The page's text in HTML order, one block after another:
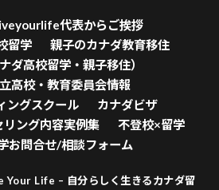
代表からご挨拶
留学
親子のカナダ教育移住
ダ高校留学・親子移住）
高校・教育委員会情報
ングスクール
カナダビザ
ング内容実例集
不登校×留学
お問合せ/相談フォーム
Your Life – 自分らしく生きるカナダ留